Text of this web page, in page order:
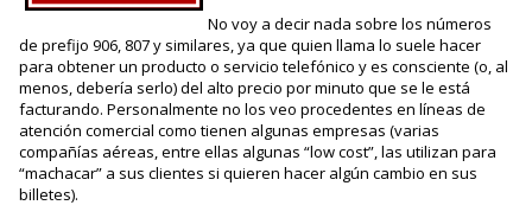
No voy a decir nada sobre los números
de prefijo 906, 807 y similares, ya que quien llama lo suele hacer
para obtener un producto o servicio telefónico y es consciente (o, al
menos, debería serlo) del alto precio por minuto que se le está
facturando. Personalmente no los veo procedentes en líneas de
atención comercial como tienen algunas empresas (varias
compañías aéreas, entre ellas algunas “low cost”, las utilizan para
“machacar” a sus clientes si quieren hacer algún cambio en sus
billetes).